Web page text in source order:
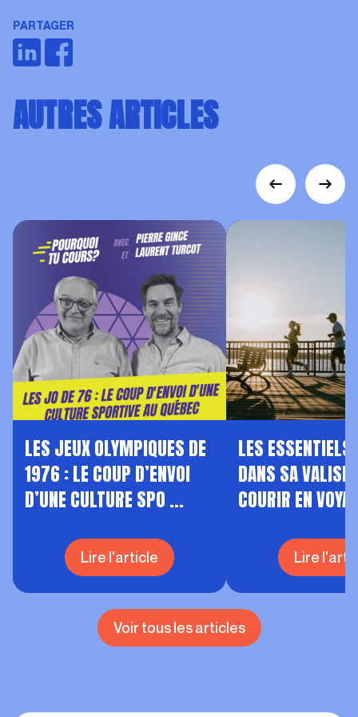
PARTAGER
AUTRES ARTICLES
LES JEUX OLYMPIQUES DE
1976 : LE COUP D’ENVOI
D’UNE CULTURE SPO ...
Lire l'article
LES
DANS SA VALISE
COURIR EN
Lire
Voir tous les articles